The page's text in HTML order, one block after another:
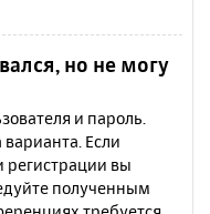
но не могу
и пароль.
Если
регистрации вы
полученным